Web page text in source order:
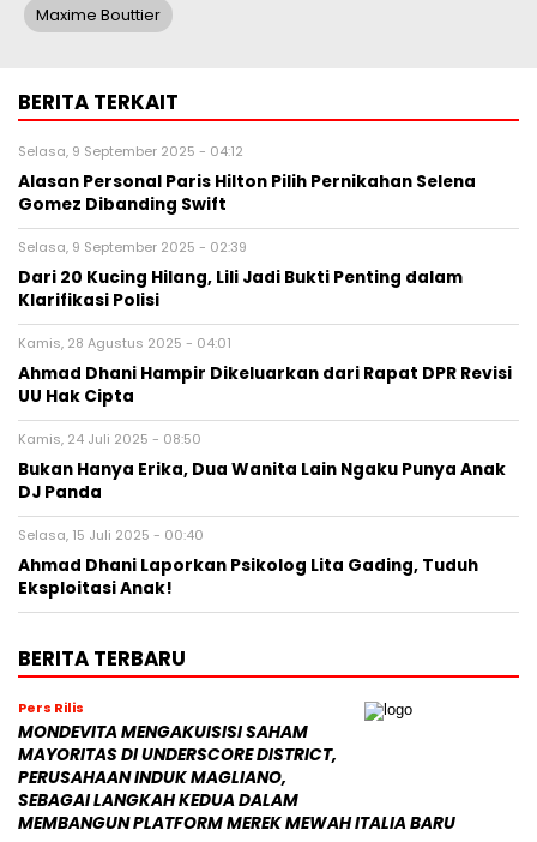
Maxime Bouttier
BERITA TERKAIT
Selasa, 9 September 2025 - 04:12
Alasan Personal Paris Hilton Pilih Pernikahan Selena
Gomez Dibanding Swift
Selasa, 9 September 2025 - 02:39
Dari 20 Kucing Hilang, Lili Jadi Bukti Penting dalam
Klarifikasi Polisi
Kamis, 28 Agustus 2025 - 04:01
Ahmad Dhani Hampir Dikeluarkan dari Rapat DPR Revisi
UU Hak Cipta
Kamis, 24 Juli 2025 - 08:50
Bukan Hanya Erika, Dua Wanita Lain Ngaku Punya Anak
DJ Panda
Selasa, 15 Juli 2025 - 00:40
Ahmad Dhani Laporkan Psikolog Lita Gading, Tuduh
Eksploitasi Anak!
BERITA TERBARU
Pers Rilis
MONDEVITA MENGAKUISISI SAHAM
MAYORITAS DI UNDERSCORE DISTRICT,
PERUSAHAAN INDUK MAGLIANO,
SEBAGAI LANGKAH KEDUA DALAM
MEMBANGUN PLATFORM MEREK MEWAH ITALIA BARU